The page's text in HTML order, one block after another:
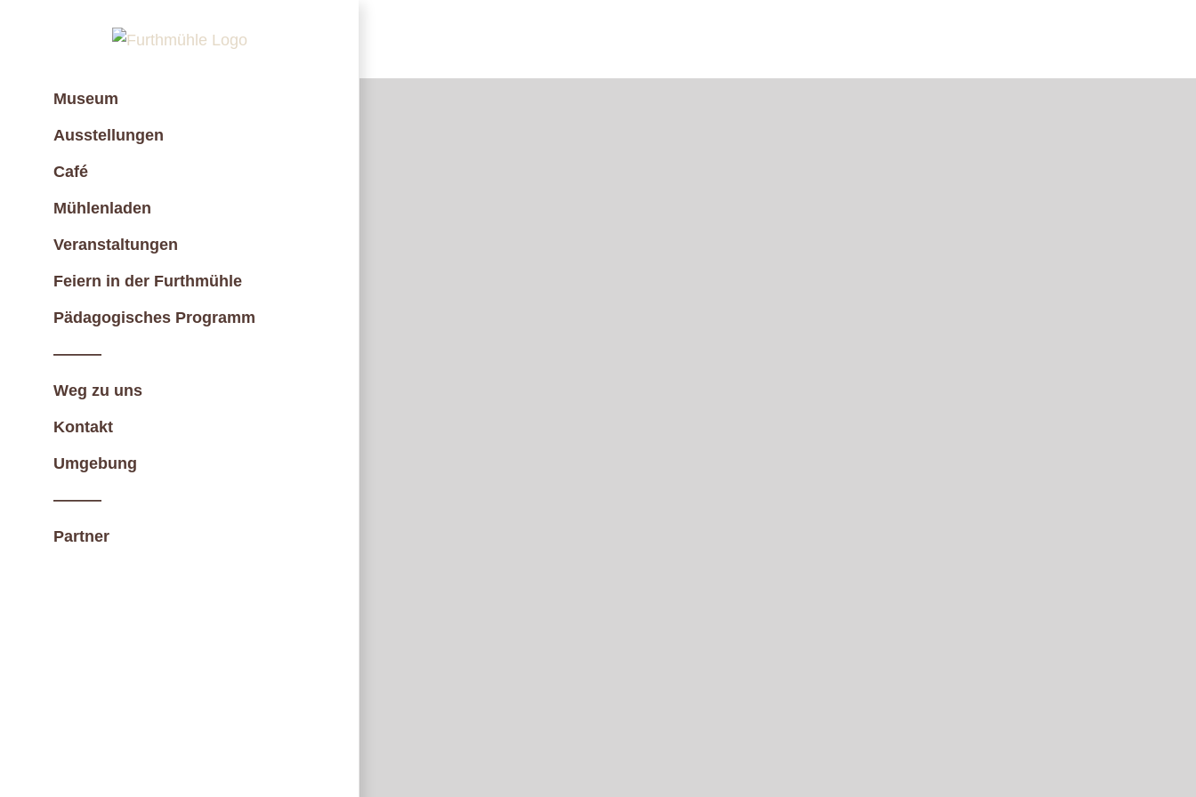
Museum
Ausstellungen
Café
Mühlenladen
Veranstaltungen
Feiern in der Furthmühle
Pädagogisches Programm
———
Weg zu uns
Kontakt
Umgebung
———
Partner